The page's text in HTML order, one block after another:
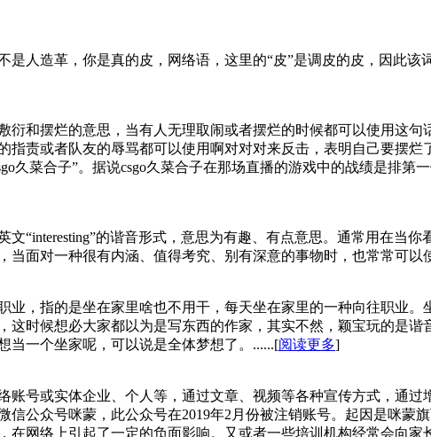
是人造革，你是真的皮，网络语，这里的“皮”是调皮的皮，因此
衍和摆烂的意思，当有人无理取闹或者摆烂的时候都可以使用这
指责或者队友的辱骂都可以使用啊对对对来反击，表明自己要摆
久菜合子”。据说csgo久菜合子在那场直播的游戏中的战绩是排
文“interesting”的谐音形式，意思为有趣、有点意思。通常用在当
当面对一种很有内涵、值得考究、别有深意的事物时，也常常可以
业，指的是坐在家里啥也不用干，每天坐在家里的一种向往职业
这时候想必大家都以为是写东西的作家，其实不然，颖宝玩的是
当一个坐家呢，可以说是全体梦想了。......[阅读更多]
账号或实体企业、个人等，通过文章、视频等各种宣传方式，通
信公众号咪蒙，此公众号在2019年2月份被注销账号。起因是咪
在网络上引起了一定的负面影响。又或者一些培训机构经常会向